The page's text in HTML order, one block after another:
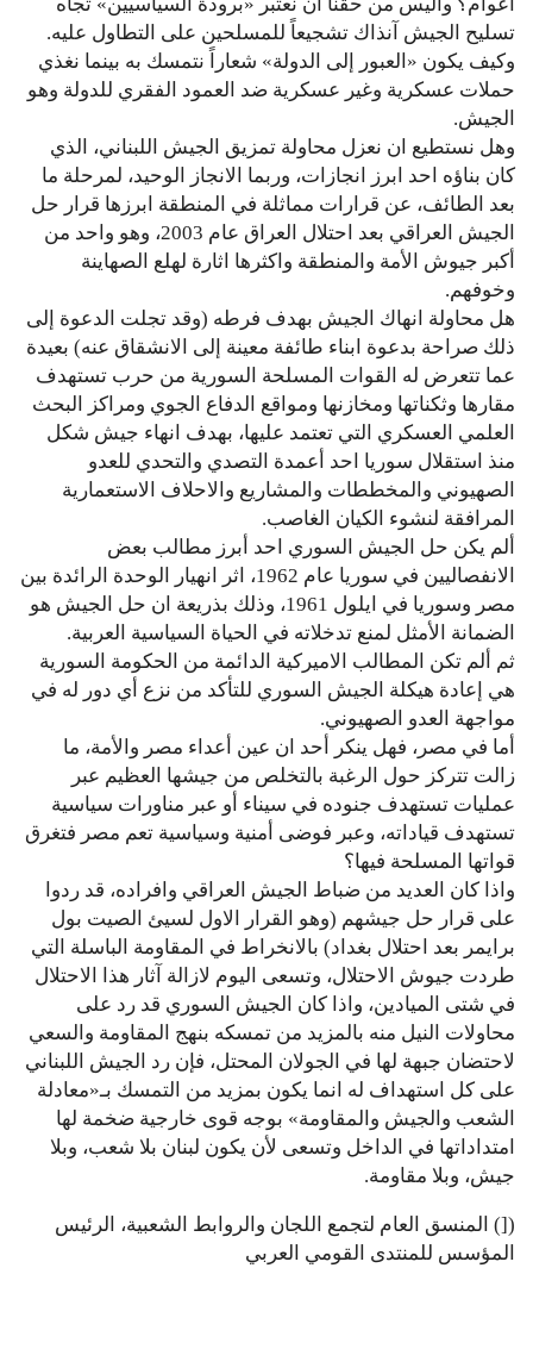
تسليح الجيش آنذاك تشجيعاً للمسلحين على التطاول عليه.
وكيف يكون «العبور إلى الدولة» شعاراً نتمسك به بينما نغذي
حملات عسكرية وغير عسكرية ضد العمود الفقري للدولة وهو
الجيش.
وهل نستطيع ان نعزل محاولة تمزيق الجيش اللبناني، الذي
كان بناؤه احد ابرز انجازات، وربما الانجاز الوحيد، لمرحلة ما
بعد الطائف، عن قرارات مماثلة في المنطقة ابرزها قرار حل
الجيش العراقي بعد احتلال العراق عام 2003، وهو واحد من
أكبر جيوش الأمة والمنطقة واكثرها اثارة لهلع الصهاينة
وخوفهم.
هل محاولة انهاك الجيش بهدف فرطه (وقد تجلت الدعوة إلى
ذلك صراحة بدعوة ابناء طائفة معينة إلى الانشقاق عنه) بعيدة
عما تتعرض له القوات المسلحة السورية من حرب تستهدف
مقارها وثكناتها ومخازنها ومواقع الدفاع الجوي ومراكز البحث
العلمي العسكري التي تعتمد عليها، بهدف انهاء جيش شكل
منذ استقلال سوريا احد أعمدة التصدي والتحدي للعدو
الصهيوني والمخططات والمشاريع والاحلاف الاستعمارية
المرافقة لنشوء الكيان الغاصب.
ألم يكن حل الجيش السوري احد أبرز مطالب بعض
الانفصاليين في سوريا عام 1962، اثر انهيار الوحدة الرائدة بين
مصر وسوريا في ايلول 1961، وذلك بذريعة ان حل الجيش هو
الضمانة الأمثل لمنع تدخلاته في الحياة السياسية العربية.
ثم ألم تكن المطالب الاميركية الدائمة من الحكومة السورية
هي إعادة هيكلة الجيش السوري للتأكد من نزع أي دور له في
مواجهة العدو الصهيوني.
أما في مصر، فهل ينكر أحد ان عين أعداء مصر والأمة، ما
زالت تتركز حول الرغبة بالتخلص من جيشها العظيم عبر
عمليات تستهدف جنوده في سيناء أو عبر مناورات سياسية
تستهدف قياداته، وعبر فوضى أمنية وسياسية تعم مصر فتغرق
قواتها المسلحة فيها؟
واذا كان العديد من ضباط الجيش العراقي وافراده، قد ردوا
على قرار حل جيشهم (وهو القرار الاول لسيئ الصيت بول
برايمر بعد احتلال بغداد) بالانخراط في المقاومة الباسلة التي
طردت جيوش الاحتلال، وتسعى اليوم لازالة آثار هذا الاحتلال
في شتى الميادين، واذا كان الجيش السوري قد رد على
محاولات النيل منه بالمزيد من تمسكه بنهج المقاومة والسعي
لاحتضان جبهة لها في الجولان المحتل، فإن رد الجيش اللبناني
على كل استهداف له انما يكون بمزيد من التمسك بـ«معادلة
الشعب والجيش والمقاومة» بوجه قوى خارجية ضخمة لها
امتداداتها في الداخل وتسعى لأن يكون لبنان بلا شعب، وبلا
جيش، وبلا مقاومة.
([) المنسق العام لتجمع اللجان والروابط الشعبية، الرئيس
المؤسس للمنتدى القومي العربي